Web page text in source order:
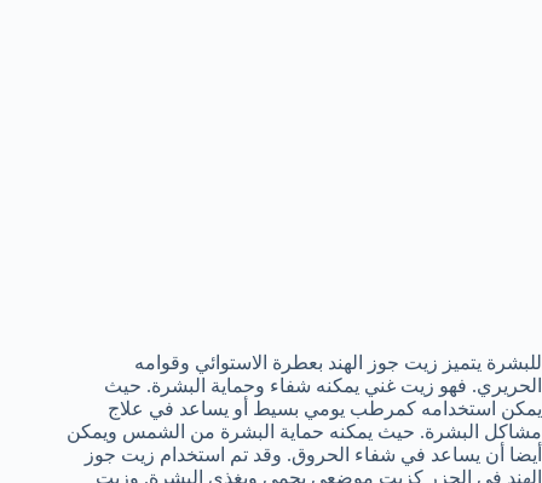
للبشرة يتميز زيت جوز الهند بعطرة الاستوائي وقوامه
الحريري. فهو زيت غني يمكنه شفاء وحماية البشرة. حيث
يمكن استخدامه كمرطب يومي بسيط أو يساعد في علاج
مشاكل البشرة. حيث يمكنه حماية البشرة من الشمس ويمكن
أيضا أن يساعد في شفاء الحروق. وقد تم استخدام زيت جوز
الهند في الجزر كزيت موضعي يحمي ويغذي البشرة. وزيت